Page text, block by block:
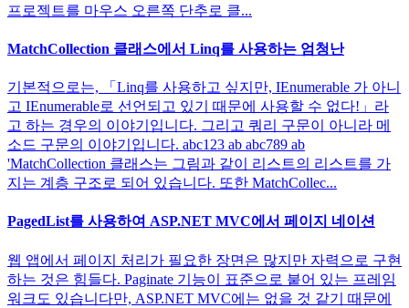
프로젝트를 마우스 오른쪽 단추로 클...
MatchCollection 클래스에서 Linq를 사용하는 엄청난
기본적으로는, 「Linq를 사용하고 싶지만, IEnumerable 가 아니
고 IEnumerable로 선언되고 있기 때문에 사용할 수 없다!」라
고 하는 경우의 이야기입니다. 그리고 쿼리 구문이 아니라 메
소드 구문의 이야기입니다. abc123 ab abc789 ab
'MatchCollection 클래스는 그림과 같이 리스트의 리스트를 가
지는 계층 구조로 되어 있습니다. 또한 MatchCollec...
PagedList를 사용하여 ASP.NET MVC에서 페이지 네이션
웹 앱에서 페이지 처리가 필요한 장면은 많지만 자력으로 구현
하는 것은 힘들다. Paginate 기능이 표준으로 붙어 있는 프레임
워크도 있습니다만, ASP.NET MVC에는 없을 것 같기 때문에